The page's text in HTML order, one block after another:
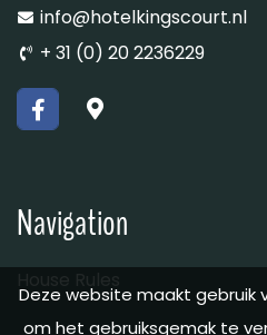
info@hotelkingscourt.nl
+ 31 (0) 20 2236229
Navigation
Deze website maakt gebruik
om het gebruiksgemak te